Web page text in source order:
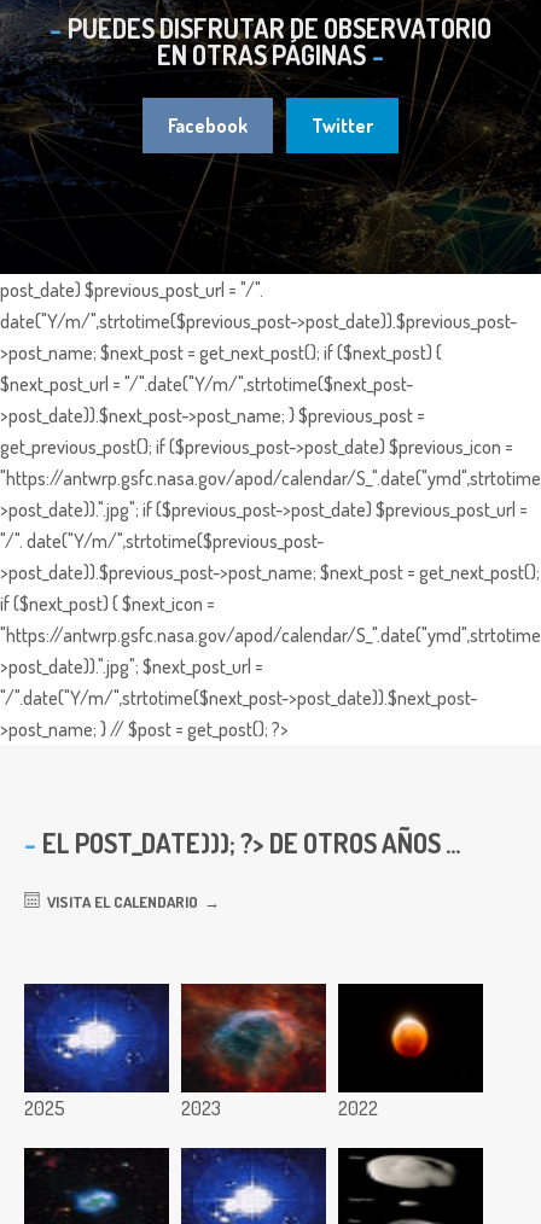
PUEDES DISFRUTAR DE OBSERVATORIO
EN OTRAS PÁGINAS
Facebook Twitter
post_date) $previous_post_url = "/".
date("Y/m/",strtotime($previous_post->post_date)).$previous_post-
>post_name; $next_post = get_next_post(); if ($next_post) {
$next_post_url = "/".date("Y/m/",strtotime($next_post-
>post_date)).$next_post->post_name; } $previous_post =
get_previous_post(); if ($previous_post->post_date) $previous_icon =
"https://antwrp.gsfc.nasa.gov/apod/calendar/
>post_date)).".jpg"; if ($previous_post->post_date) $previous_post_url =
"/". date("Y/m/",strtotime($previous_post-
>post_date)).$previous_post->post_name; $next_post = get_next_post();
if ($next_post) { $next_icon =
"https://antwrp.gsfc.nasa.gov/apod/calendar/
>post_date)).".jpg"; $next_post_url =
"/".date("Y/m/",strtotime($next_post->post_date)).$next_post-
>post_name; } // $post = get_post(); ?>
EL POST_DATE))); ?> DE OTROS AÑOS ...
VISITA EL CALENDARIO
2025 2023 2022